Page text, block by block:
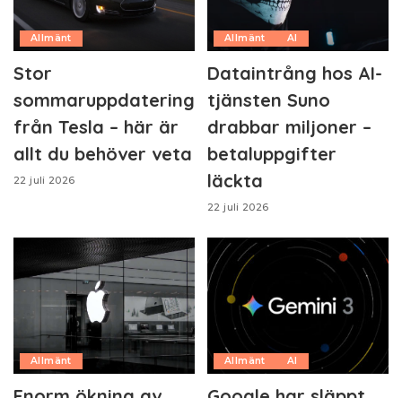
Allmänt
Stor
sommaruppdatering
från Tesla – här är
allt du behöver veta
22 juli 2026
Allmänt AI
Dataintrång hos AI-
tjänsten Suno
drabbar miljoner –
betaluppgifter
läckta
22 juli 2026
Allmänt Allmänt AI